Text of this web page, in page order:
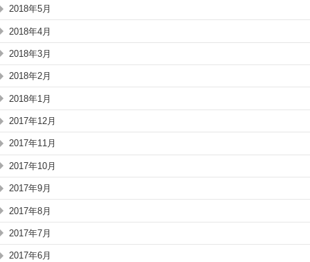
2018年5月
2018年4月
2018年3月
2018年2月
2018年1月
2017年12月
2017年11月
2017年10月
2017年9月
2017年8月
2017年7月
2017年6月